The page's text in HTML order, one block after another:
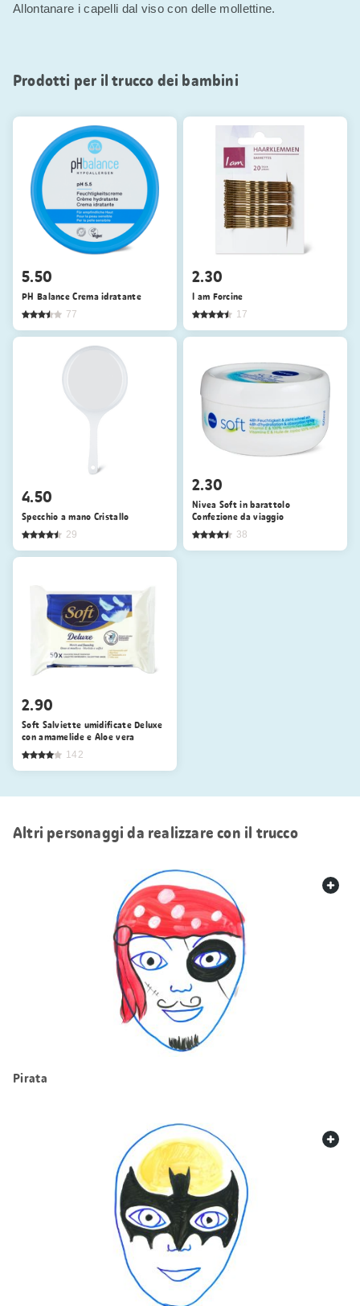
Allontanare i capelli dal viso con delle mollettine.
Prodotti per il trucco dei bambini
5.50
PH Balance Crema idratante
77
2.30
I am Forcine
17
4.50
Specchio a mano Cristallo
29
2.30
Nivea Soft in barattolo
Confezione da viaggio
38
2.90
Soft Salviette umidificate Deluxe
con amamelide e Aloe vera
142
Altri personaggi da realizzare con il trucco
Pirata